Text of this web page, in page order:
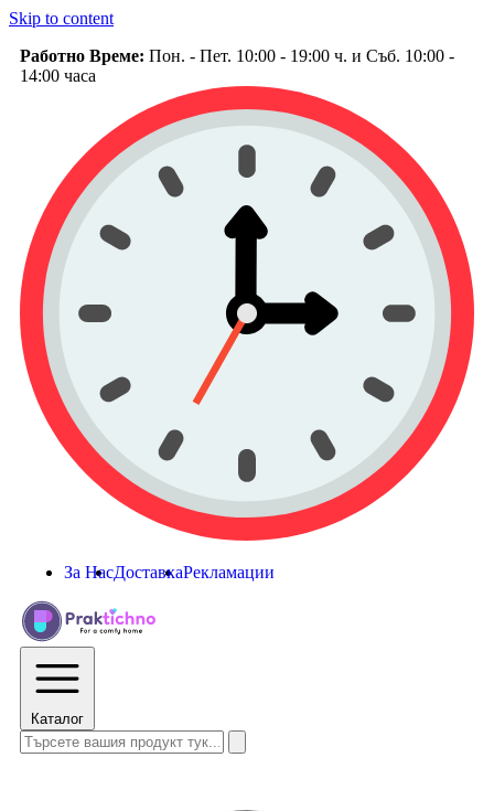
Skip to content
Работно Време: Пон. - Пет. 10:00 - 19:00 ч. и Съб. 10:00 -
14:00 часа
За НасДоставкаРекламации
Каталог